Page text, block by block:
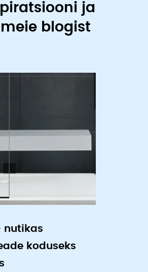
ja
blogist
nutikas
koduseks